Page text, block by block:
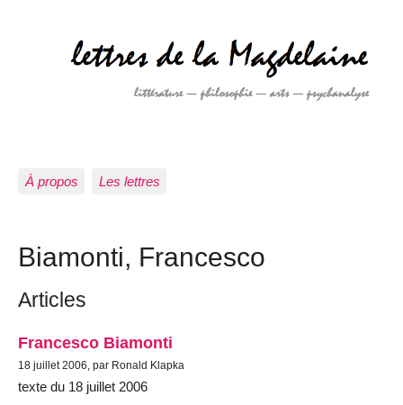
À propos Les lettres
Biamonti, Francesco
Articles
Francesco Biamonti
18 juillet 2006, par Ronald Klapka
texte du 18 juillet 2006